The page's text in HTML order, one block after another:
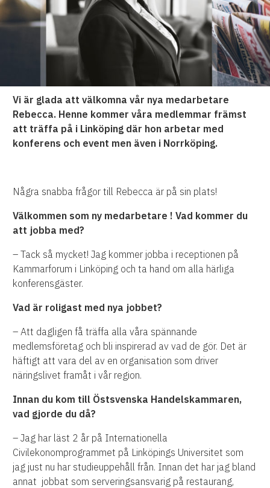
Vi är glada att välkomna vår nya medarbetare
Rebecca. Henne kommer våra medlemmar främst
att träffa på i Linköping där hon arbetar med
konferens och event men även i Norrköping.
Några snabba frågor till Rebecca är på sin plats!
Välkommen som ny medarbetare ! Vad kommer du
att jobba med?
– Tack så mycket! Jag kommer jobba i receptionen på
Kammarforum i Linköping och ta hand om alla härliga
konferensgäster.
Vad är roligast med nya jobbet?
– Att dagligen få träffa alla våra spännande
medlemsföretag och bli inspirerad av vad de gör. Det är
häftigt att vara del av en organisation som driver
näringslivet framåt i vår region.
Innan du kom till Östsvenska Handelskammaren,
vad gjorde du då?
– Jag har läst 2 år på Internationella
Civilekonomprogrammet på Linköpings Universitet som
jag just nu har studieuppehåll från. Innan det har jag bland
annat jobbat som serveringsansvarig på restaurang,